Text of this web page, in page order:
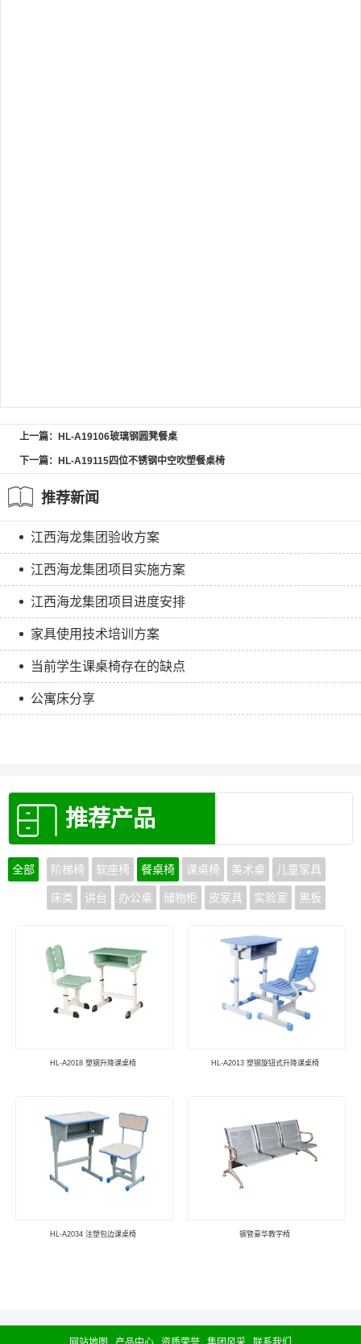
上一篇：HL-A19106玻璃钢圆凳餐桌
下一篇：HL-A19115四位不锈钢中空吹塑餐桌椅
推荐新闻
江西海龙集团验收方案
江西海龙集团项目实施方案
江西海龙集团项目进度安排
家具使用技术培训方案
当前学生课桌椅存在的缺点
公寓床分享
推荐产品
全部 阶梯椅 软座椅 餐桌椅 课桌椅 美术桌 儿童家具
床类 讲台 办公桌 储物柜 皮家具 实验室 黑板
HL-A2018 塑钢升降课桌椅 HL-A2013 塑钢旋钮式升降课桌椅
HL-A2034 注塑包边课桌椅 钢管豪华教学椅